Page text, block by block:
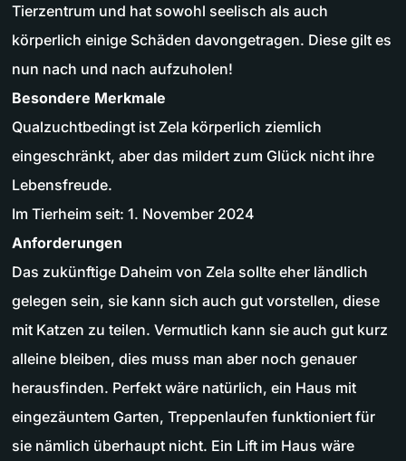
Tierzentrum und hat sowohl seelisch als auch
körperlich einige Schäden davongetragen. Diese gilt es
nun nach und nach aufzuholen!
Besondere Merkmale
Qualzuchtbedingt ist Zela körperlich ziemlich
eingeschränkt, aber das mildert zum Glück nicht ihre
Lebensfreude.
Im Tierheim seit: 1. November 2024
Anforderungen
Das zukünftige Daheim von Zela sollte eher ländlich
gelegen sein, sie kann sich auch gut vorstellen, diese
mit Katzen zu teilen. Vermutlich kann sie auch gut kurz
alleine bleiben, dies muss man aber noch genauer
herausfinden. Perfekt wäre natürlich, ein Haus mit
eingezäuntem Garten, Treppenlaufen funktioniert für
sie nämlich überhaupt nicht. Ein Lift im Haus wäre